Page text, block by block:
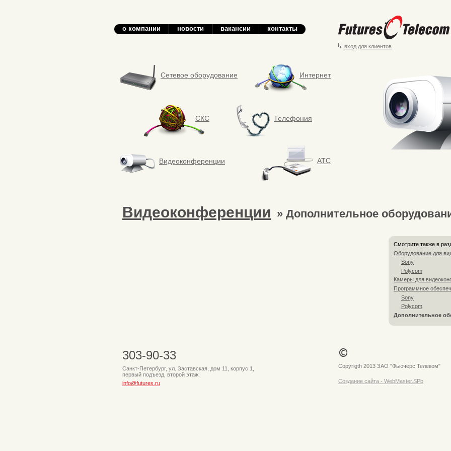
о компании новости вакансии контакты
вход для клиентов
Сетевое оборудование Интернет
СКС Телефония
Видеоконференции АТС
Видеоконференции » Дополнительное
Смотрите также в
Оборудование для
Sony
Polycom
Камеры для
Программное
Sony
Polycom
Дополнительное
303-90-33
Санкт-Петербург, ул. Заставская, дом 11, корпус 1,
первый подъезд, второй этаж.
info@futures.ru
Copyrigth 2013 ЗАО "Фьючерс Телеком"
Создание сайта - WebMaster.SPb